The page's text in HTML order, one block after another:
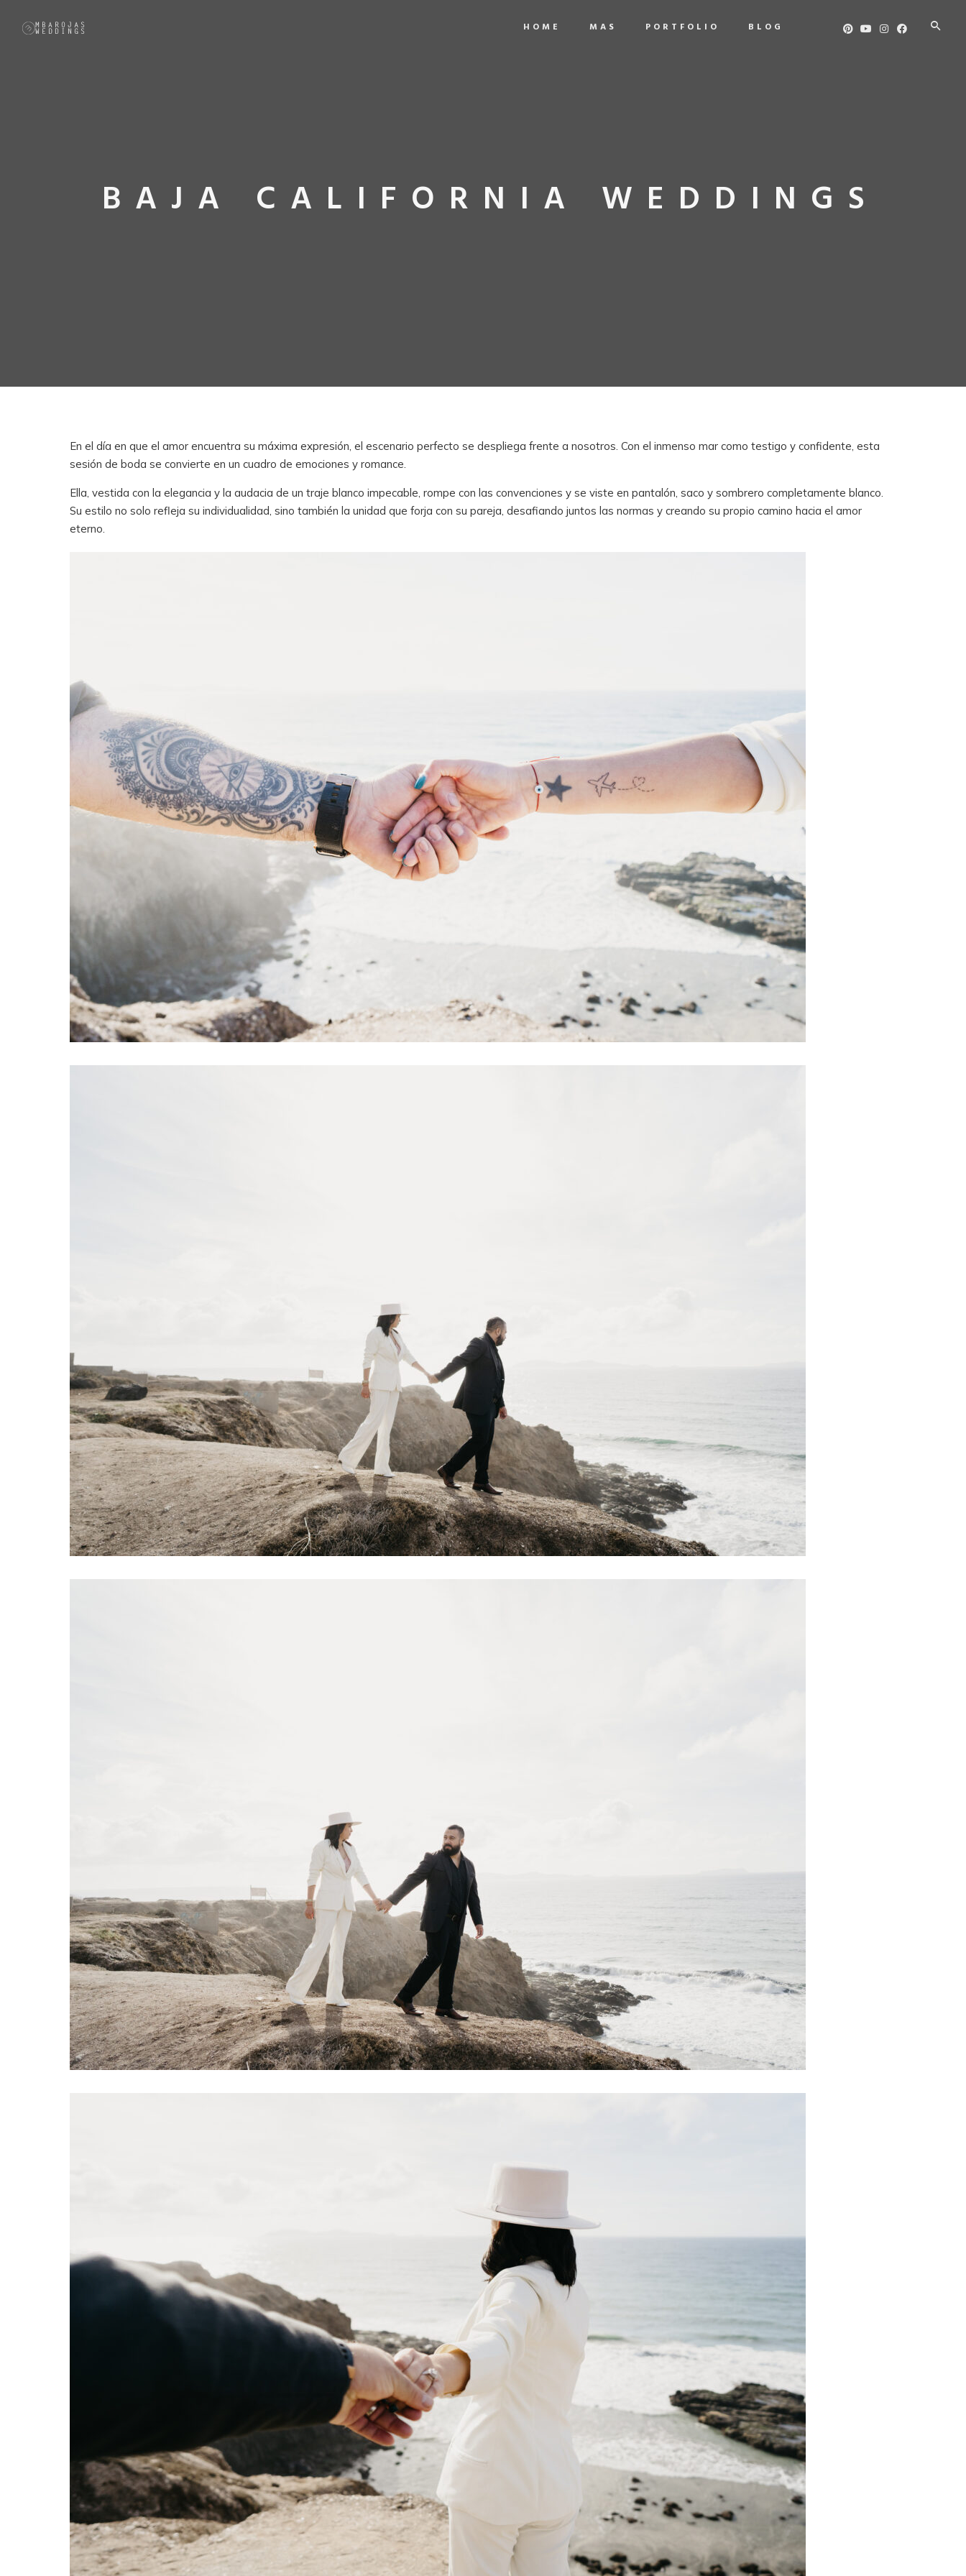
HOME MAS PORTFOLIO BLOG
BAJA CALIFORNIA WEDDINGS
En el día en que el amor encuentra su máxima expresión, el escenario perfecto se despliega frente a nosotros. Con el inmenso mar como testigo y confidente, esta
sesión de boda se convierte en un cuadro de emociones y romance.
Ella, vestida con la elegancia y la audacia de un traje blanco impecable, rompe con las convenciones y se viste en pantalón, saco y sombrero completamente blanco.
Su estilo no solo refleja su individualidad, sino también la unidad que forja con su pareja, desafiando juntos las normas y creando su propio camino hacia el amor
eterno.